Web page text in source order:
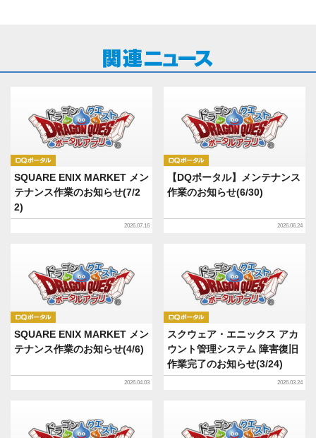
SQUARE ENIX MARKET メン
テナンス作業のお知らせ(7/2
2)
2026.07.16
【DQポータル】メンテナンス
作業のお知らせ(6/30)
2026.06.24
SQUARE ENIX MARKET メン
テナンス作業のお知らせ(4/6)
2026.04.03
スクウェア・エニックス アカ
ウント管理システム 障害復旧
作業完了のお知らせ(3/24)
2026.03.24